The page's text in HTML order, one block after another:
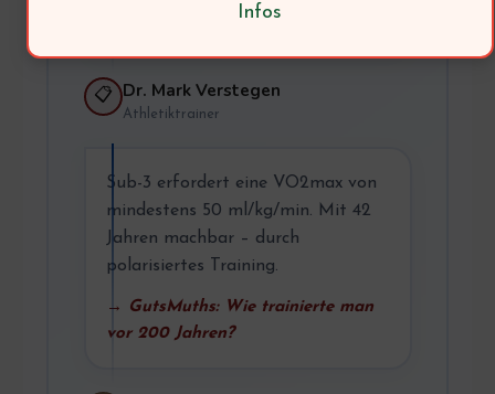
Trainingswissenschaft?
📋 Dr. Mark Verstegen
Athletiktrainer
Sub-3 erfordert eine VO2max von
mindestens 50 ml/kg/min. Mit 42
Jahren machbar – durch
polarisiertes Training.
→ GutsMuths: Wie trainierte man
vor 200 Jahren?
Infos